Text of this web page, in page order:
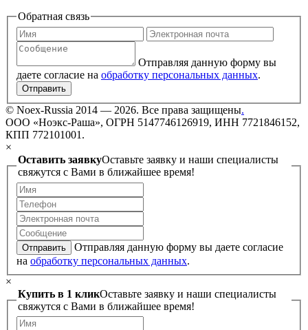
Обратная связь
Отправляя данную форму вы
даете согласие на обработку персональных данных.
Отправить
© Noex-Russia 2014 — 2026. Все права защищены.
ООО «Ноэкс-Раша», ОГРН 5147746126919, ИНН 7721846152,
КПП 772101001.
×
Оставить заявкуОставьте заявку и наши специалисты
свяжутся с Вами в ближайшее время!
Отправить
Отправляя данную форму вы даете согласие
на обработку персональных данных.
×
Купить в 1 кликОставьте заявку и наши специалисты
свяжутся с Вами в ближайшее время!